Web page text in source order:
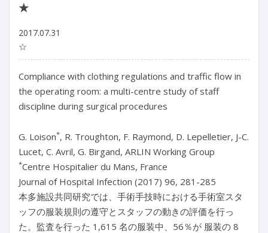
★
2017.07.31
☆
Compliance with clothing regulations and traffic flow in
the operating room: a multi-centre study of staff
discipline during surgical procedures
G. Loison*, R. Troughton, F. Raymond, D. Lepelletier, J-C.
Lucet, C. Avril, G. Birgand, ARLIN Working Group
*Centre Hospitalier du Mans, France
Journal of Hospital Infection (2017) 96, 281-285
本多施設共同研究では、手術手技時における手術室スタ
ッフの服装規則の遵守とスタッフの動きの評価を行っ
た。監査を行った 1,615 名の服装中、56％が 服装の 8